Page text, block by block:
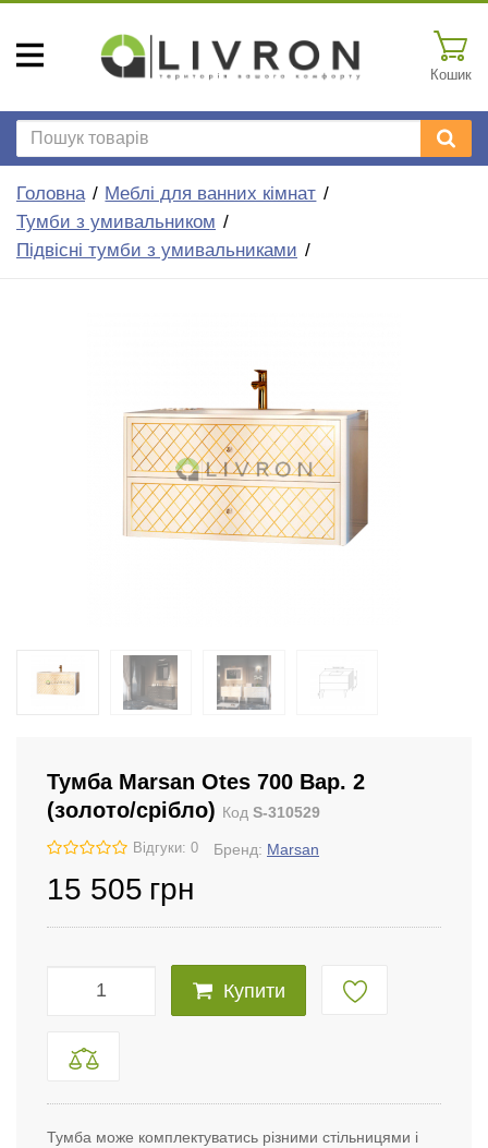
Кошик
Головна
Меблі для ванних кімнат
Тумби з умивальником
Підвісні тумби з умивальниками
Тумба Marsan Otes 700 Вар. 2
(золото/срібло) Код S-310529
Відгуки: 0 Бренд: Marsan
15 505 грн
Купити
Тумба може комплектуватись різними стільницями і